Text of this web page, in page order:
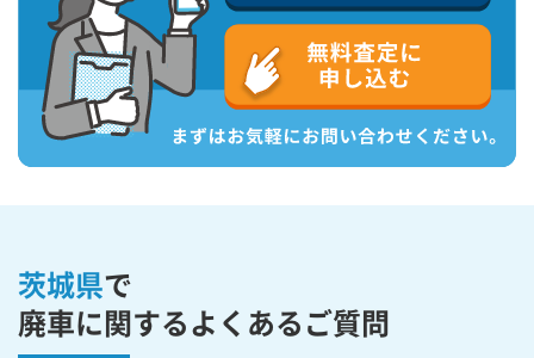
茨城県で
廃車に関するよくあるご質問